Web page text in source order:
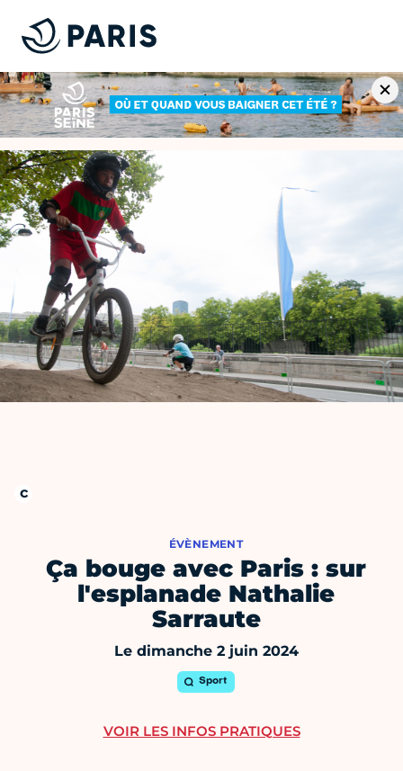
ÉVÈNEMENT
Ça bouge avec Paris : sur
l'esplanade Nathalie
Sarraute
Le dimanche 2 juin 2024
Sport
VOIR LES INFOS PRATIQUES